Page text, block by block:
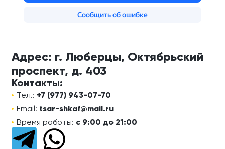
Адрес: г. Люберцы, Октябрьский
проспект, д. 403
Контакты:
Тел.: +7 (977) 943-07-70
Email: tsar-shkaf@mail.ru
Время работы: с 9:00 до 21:00